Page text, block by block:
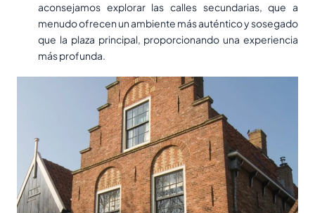
aconsejamos explorar las calles secundarias, que a
menudo ofrecen un ambiente más auténtico y sosegado
que la plaza principal, proporcionando una experiencia
más profunda.